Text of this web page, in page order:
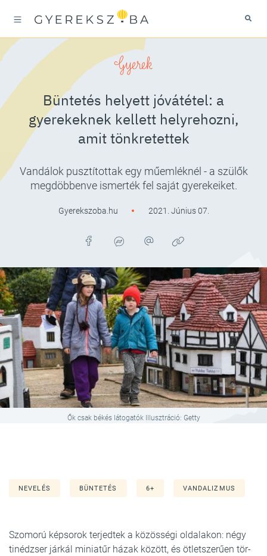
Gyerek
Büntetés helyett jóvátétel: a
gyerekeknek kellett helyrehozni,
amit tönkretettek
Vandálok pusztítottak egy műemléknél - a szülők
megdöbbenve ismerték fel saját gyerekeiket.
Gyerekszoba.hu 2021. Június 07.
Ők csak békés látogatók Illusztráció: Getty
NEVELÉS BÜNTETÉS 6+ VANDALIZMUS
Szomorú képsorok terjedtek a közösségi oldalakon: négy
tinédzser járkál miniatűr házak között, és ötletszerűen tör-